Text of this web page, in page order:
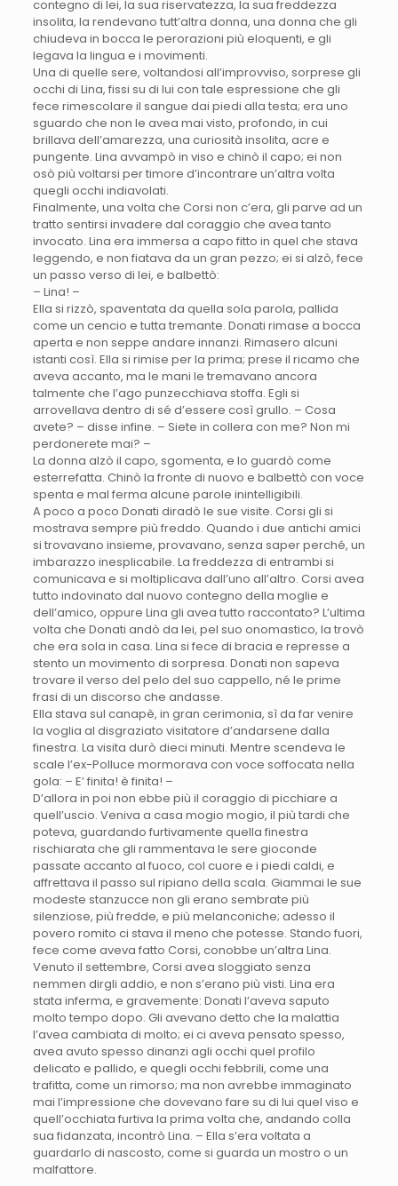
contegno di lei, la sua riservatezza, la sua freddezza
insolita, la rendevano tutt’altra donna, una donna che gli
chiudeva in bocca le perorazioni più eloquenti, e gli
legava la lingua e i movimenti.
Una di quelle sere, voltandosi all’improvviso, sorprese gli
occhi di Lina, fissi su di lui con tale espressione che gli
fece rimescolare il sangue dai piedi alla testa; era uno
sguardo che non le avea mai visto, profondo, in cui
brillava dell’amarezza, una curiosità insolita, acre e
pungente. Lina avvampò in viso e chinò il capo; ei non
osò più voltarsi per timore d’incontrare un’altra volta
quegli occhi indiavolati.
Finalmente, una volta che Corsi non c’era, gli parve ad un
tratto sentirsi invadere dal coraggio che avea tanto
invocato. Lina era immersa a capo fitto in quel che stava
leggendo, e non fiatava da un gran pezzo; ei si alzò, fece
un passo verso di lei, e balbettò:
– Lina! –
Ella si rizzò, spaventata da quella sola parola, pallida
come un cencio e tutta tremante. Donati rimase a bocca
aperta e non seppe andare innanzi. Rimasero alcuni
istanti così. Ella si rimise per la prima; prese il ricamo che
aveva accanto, ma le mani le tremavano ancora
talmente che l’ago punzecchiava stoffa. Egli si
arrovellava dentro di sé d’essere così grullo. – Cosa
avete? – disse infine. – Siete in collera con me? Non mi
perdonerete mai? –
La donna alzò il capo, sgomenta, e lo guardò come
esterrefatta. Chinò la fronte di nuovo e balbettò con voce
spenta e mal ferma alcune parole inintelligibili.
A poco a poco Donati diradò le sue visite. Corsi gli si
mostrava sempre più freddo. Quando i due antichi amici
si trovavano insieme, provavano, senza saper perché, un
imbarazzo inesplicabile. La freddezza di entrambi si
comunicava e si moltiplicava dall’uno all’altro. Corsi avea
tutto indovinato dal nuovo contegno della moglie e
dell’amico, oppure Lina gli avea tutto raccontato? L’ultima
volta che Donati andò da lei, pel suo onomastico, la trovò
che era sola in casa. Lina si fece di bracia e represse a
stento un movimento di sorpresa. Donati non sapeva
trovare il verso del pelo del suo cappello, né le prime
frasi di un discorso che andasse.
Ella stava sul canapè, in gran cerimonia, sì da far venire
la voglia al disgraziato visitatore d’andarsene dalla
finestra. La visita durò dieci minuti. Mentre scendeva le
scale l’ex-Polluce mormorava con voce soffocata nella
gola: – E’ finita! è finita! –
D’allora in poi non ebbe più il coraggio di picchiare a
quell’uscio. Veniva a casa mogio mogio, il più tardi che
poteva, guardando furtivamente quella finestra
rischiarata che gli rammentava le sere gioconde
passate accanto al fuoco, col cuore e i piedi caldi, e
affrettava il passo sul ripiano della scala. Giammai le sue
modeste stanzucce non gli erano sembrate più
silenziose, più fredde, e più melanconiche; adesso il
povero romito ci stava il meno che potesse. Stando fuori,
fece come aveva fatto Corsi, conobbe un’altra Lina.
Venuto il settembre, Corsi avea sloggiato senza
nemmen dirgli addio, e non s’erano più visti. Lina era
stata inferma, e gravemente: Donati l’aveva saputo
molto tempo dopo. Gli avevano detto che la malattia
l’avea cambiata di molto; ei ci aveva pensato spesso,
avea avuto spesso dinanzi agli occhi quel profilo
delicato e pallido, e quegli occhi febbrili, come una
trafitta, come un rimorso; ma non avrebbe immaginato
mai l’impressione che dovevano fare su di lui quel viso e
quell’occhiata furtiva la prima volta che, andando colla
sua fidanzata, incontrò Lina. – Ella s’era voltata a
guardarlo di nascosto, come si guarda un mostro o un
malfattore.